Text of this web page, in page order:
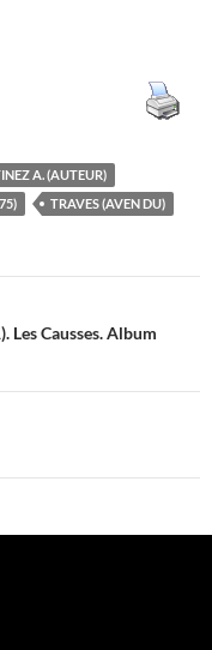
A. (AUTEUR)
TRAVES (AVEN DU)
Causses. Album